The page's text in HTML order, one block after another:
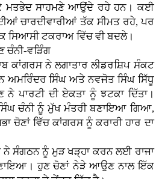
ਕੇ ਮਤਭੇਦ ਸਾਹਮਣੇ ਆਉਂਦੇ ਰਹੇ ਹਨ। ਕਈ
ਚਾਰਦੀਵਾਰੀਆਂ ਤੱਕ ਸੀਮਤ ਰਹੇ, ਪਰ
ਟਕਰਾਅ ਵਿੱਚ ਵੀ ਬਦਲੇ।
ਚੰਨੀ-ਵੜਿੰਗ
ਕਾਂਗਰਸ ਨੇ ਲਗਾਤਾਰ ਲੀਡਰਸ਼ਿਪ ਸੰਕਟ
ਅਮਰਿੰਦਰ ਸਿੰਘ ਅਤੇ ਨਵਜੋਤ ਸਿੰਘ ਸਿੱਧੂ
ਨੇ ਪਾਰਟੀ ਦੀ ਏਕਤਾ ਨੂੰ ਝਟਕਾ ਦਿੱਤਾ।
ਚੰਨੀ ਨੂੰ ਮੁੱਖ ਮੰਤਰੀ ਬਣਾਇਆ ਗਿਆ,
ਚੋਣਾਂ ਵਿੱਚ ਕਾਂਗਰਸ ਨੂੰ ਕਰਾਰੀ ਹਾਰ ਦਾ
ਨੇ ਸੰਗਠਨ ਨੂੰ ਮੁੜ ਖੜ੍ਹਾ ਕਰਨ ਲਈ ਰਾਜਾ
ਹੁਣ ਚੋਣਾਂ ਨੇੜੇ ਆਉਣ ਨਾਲ ਇੱਕ